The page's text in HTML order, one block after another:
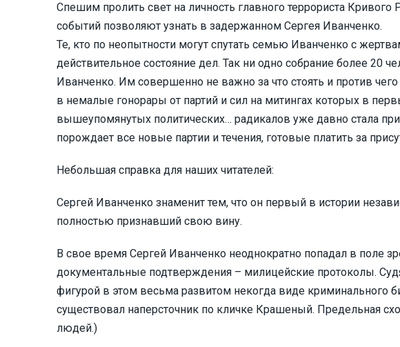
Спешим пролить свет на личность главного террориста
событий позволяют узнать в задержанном Сергея Иванченко.
Те, кто по неопытности могут спутать семью Иванченко с
действительное состояние дел. Так ни одно собрание более 20
Иванченко. Им совершенно не важно за что стоять и против
в немалые гонорары от партий и сил на митингах которых в
вышеупомянутых политических… радикалов уже давно стала
порождает все новые партии и течения, готовые платить за
Небольшая справка для наших читателей:
Сергей Иванченко знаменит тем, что он первый в истории
полностью признавший свою вину.
В свое время Сергей Иванченко неоднократно попадал в поле
документальные подтверждения – милицейские протоколы.
фигурой в этом весьма развитом некогда виде криминального
существовал наперсточник по кличке Крашеный. Предельная
людей.)